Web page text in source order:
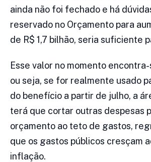
ainda não foi fechado e há
reservado no Orçamento para
de R$ 1,7 bilhão, seria suficiente
Esse valor no momento
ou seja, se for realmente usado
do benefício a partir de julho, a
terá que cortar outras despesas
orçamento ao teto de gastos,
que os gastos públicos cresçam
inflação.